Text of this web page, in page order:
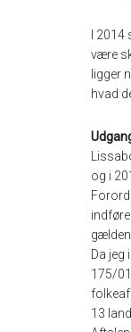
I
være
ligger
hvad
og i
Da jeg
175/
13